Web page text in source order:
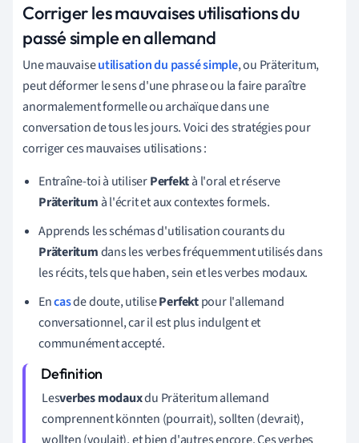
Corriger les mauvaises utilisations du
passé simple en allemand
Une mauvaiseutilisation du passé simple, ou Präteritum,
peut déformer le sens d'une phrase ou la faire paraître
anormalement formelle ou archaïque dans une
conversation de tous les jours. Voici des stratégies pour
corriger ces mauvaises utilisations :
Entraîne-toi à utiliserPerfektà l'oral et réserve
Präteritum à l'écrit et aux contextes formels.
Apprends les schémas d'utilisation courants du
Präteritumdans les verbes fréquemment utilisés dans
les récits, tels que haben, sein et les verbes modaux.
Encasde doute, utilisePerfektpour l'allemand
conversationnel, car il est plus indulgent et
communément accepté.
Lesverbes modauxdu Präteritum allemand
comprennent könnten (pourrait), sollten (devrait),
wollten (voulait), et bien d'autres encore. Ces verbes